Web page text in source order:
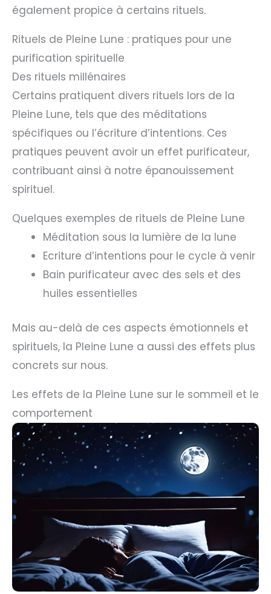
également propice à certains rituels.
Rituels de Pleine Lune : pratiques pour une
purification spirituelle
Des rituels millénaires
Certains pratiquent divers rituels lors de la
Pleine Lune, tels que des méditations
spécifiques ou l’écriture d’intentions. Ces
pratiques peuvent avoir un effet purificateur,
contribuant ainsi à notre épanouissement
spirituel.
Quelques exemples de rituels de Pleine Lune
Méditation sous la lumière de la lune
Ecriture d’intentions pour le cycle à venir
Bain purificateur avec des sels et des
huiles essentielles
Mais au-delà de ces aspects émotionnels et
spirituels, la Pleine Lune a aussi des effets plus
concrets sur nous.
Les effets de la Pleine Lune sur le sommeil et le
comportement